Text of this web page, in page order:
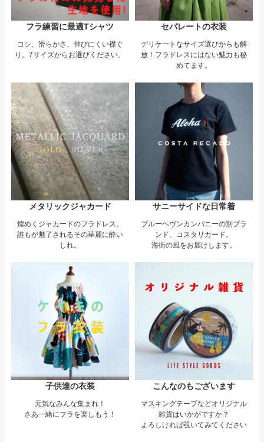
フラ練習に最適Tシャツ
コシ、滑らかさ、伸びにくい襟ぐ
り。7サイズからお選びください。
セパレートの衣装
デリケートなサイズ選びからも解
放！フラドレスにはない魅力も秘
めてます。
メタリックジャカード
煌めくジャカードのフラドレス。
誰もが魅了されるその華麗に酔い
しれ。
サニーサイドな日常着
ブルーヘヴンカンパニーの別ブラ
ンド、コスタリカード。
海街の風をお届けします。
子供達の衣装
元気なみんな集まれ！
さあ一緒にフラを楽しもう！
こんなのもございます
マスキングテープなどオリジナル
雑貨はいかがですか？
よろしければ覗いてみてください